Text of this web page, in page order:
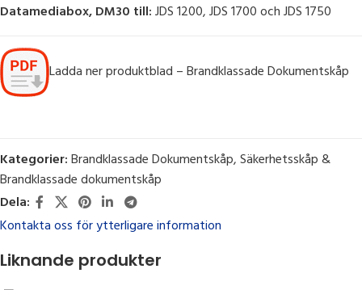
Datamediabox, DM30 till:JDS 1200, JDS 1700 och JDS 1750
Ladda ner produktblad – Brandklassade Dokumentskåp
Kategorier:Brandklassade Dokumentskåp,Säkerhetsskåp &
Brandklassade dokumentskåp
Dela:
Kontakta oss för ytterligare information
Liknande produkter